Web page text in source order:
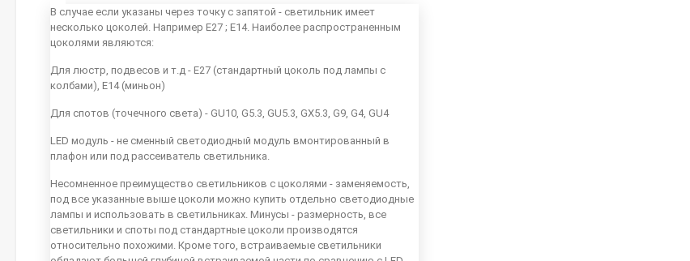
В случае если указаны через точку с запятой - светильник имеет
несколько цоколей. Например E27 ; E14. Наиболее распространенным
цоколями являются:
Для люстр, подвесов и т.д - E27 (стандартный цоколь под лампы с
колбами), E14 (миньон)
Для спотов (точечного света) - GU10, G5.3, GU5.3, GX5.3, G9, G4, GU4
LED модуль - не сменный светодиодный модуль вмонтированный в
плафон или под рассеиватель светильника.
Несомненное преимущество светильников с цоколями - заменяемость,
под все указанные выше цоколи можно купить отдельно светодиодные
лампы и использовать в светильниках. Минусы - размерность, все
светильники и споты под стандартные цоколи производятся
относительно похожими. Кроме того, встраиваемые светильники